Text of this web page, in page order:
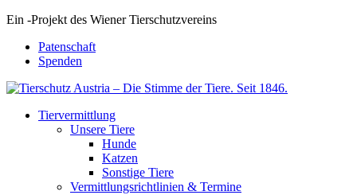
Ein -Projekt des Wiener Tierschutzvereins
Patenschaft
Spenden
Tiervermittlung
Unsere Tiere
Hunde
Katzen
Sonstige Tiere
Vermittlungsrichtlinien & Termine